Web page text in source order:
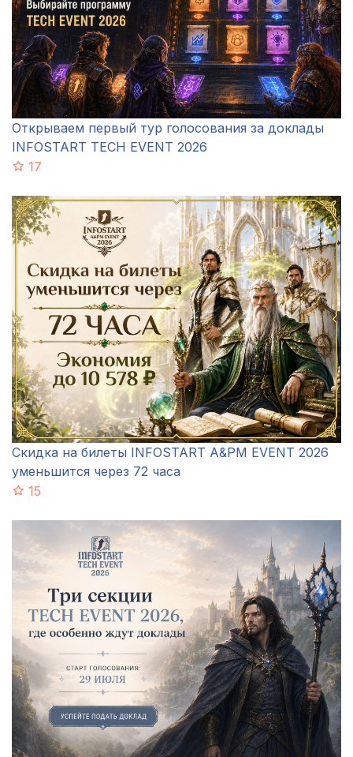
Открываем первый тур голосования за доклады
INFOSTART TECH EVENT 2026
17
Скидка на билеты INFOSTART A&PM EVENT 2026
уменьшится через 72 часа
15